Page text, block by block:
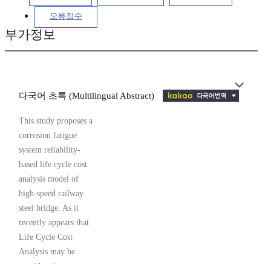
오류접수
부가정보
다국어 초록 (Multilingual Abstract)
This study proposes a
corrosion fatigue
system reliability-
based life cycle cost
analysis model of
high-speed railway
steel bridge. As it
recently appears that
Life Cycle Cost
Analysis may be